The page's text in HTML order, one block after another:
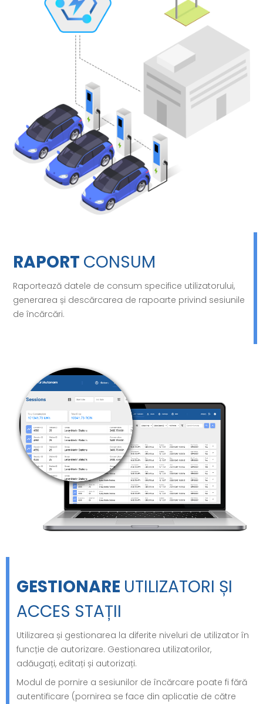
RAPORT CONSUM
Raportează datele de consum specifice utilizatorului,
generarea și descărcarea de rapoarte privind sesiunile
de încărcări.
GESTIONARE UTILIZATORI ȘI
ACCES STAȚII
Utilizarea și gestionarea la diferite niveluri de utilizator în
funcție de autorizare. Gestionarea utilizatorilor,
adăugați, editați și autorizați.
Modul de pornire a sesiunilor de încărcare poate fi fără
autentificare (pornirea se face din aplicatie de către